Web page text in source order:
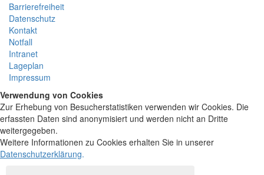
Barrierefreiheit
Datenschutz
Kontakt
Notfall
Intranet
Lageplan
Impressum
Verwendung von Cookies
Zur Erhebung von Besucherstatistiken verwenden wir Cookies. Die
erfassten Daten sind anonymisiert und werden nicht an Dritte
weitergegeben.
Weitere Informationen zu Cookies erhalten Sie in unserer
Datenschutzerklärung.